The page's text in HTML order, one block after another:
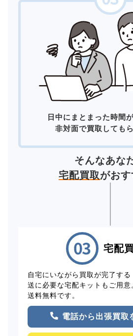
日中にまとまった時間
非対面で買取してもら
そんなあな
宅配買取がおす
宅配
自宅にいながら買取が完了す
送に必要な宅配キットもご用
送料無料です。
電話から出張買取